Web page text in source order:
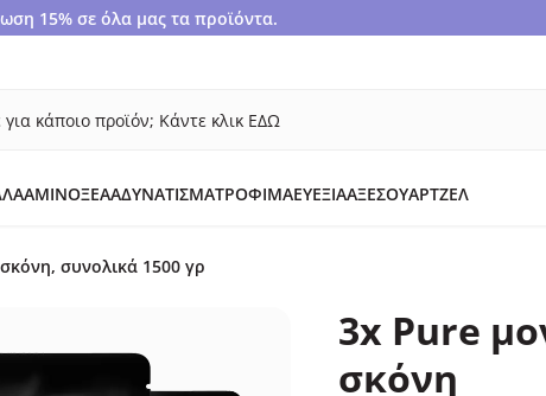
15% σε όλα μας τα προϊόντα.
κάποιο προϊόν; Κάντε κλικ ΕΔΩ
ΑΜΙΝΟΞΈΑΑΔΥΝΆΤΙΣΜΑΤΡΌΦΙΜΑΕΥΕΞΊΑΑΞΕΣΟΥΆΡΤΖΕΛ
συνολικά 1500 γρ
3x Pure
σκόνη